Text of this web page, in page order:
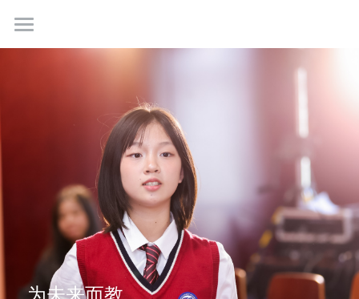
首页
使命愿景
学校团队
VR探校
课程体系
升学与生涯规划
校园环境
课余生活
招生
预约报名
考试须知
学校动态
熙视点
联系我们